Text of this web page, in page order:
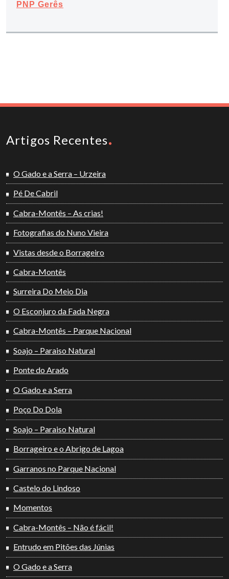
PNP Gerês
Artigos Recentes
O Gado e a Serra – Urzeira
Pé De Cabril
Cabra-Montês – As crias!
Fotografias do Nuno Vieira
Vistas desde o Borrageiro
Cabra-Montês
Surreira Do Meio Dia
O Esconjuro da Fada Negra
Cabra-Montês – Parque Nacional
Soajo – Paraiso Natural
Ponte do Arado
O Gado e a Serra
Poço Do Dola
Soajo – Paraiso Natural
Borrageiro e o Abrigo de Lagoa
Garranos no Parque Nacional
Castelo do Lindoso
Momentos
Cabra-Montês – Não é fácil!
Entrudo em Pitões das Júnias
O Gado e a Serra